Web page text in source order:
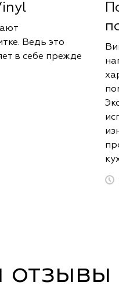
Ведь это
в себе прежде
отзывы